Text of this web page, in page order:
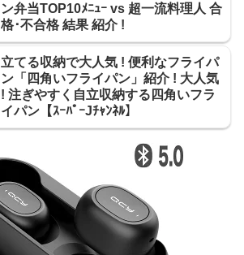
ン弁当TOP10ﾒﾆｭｰ vs 超一流料理人 合
格･不合格 結果 紹介 !
立てる収納で大人気 ! 便利なフライパ
ン「四角いフライパン」紹介 ! 大人気
! 注ぎやすく自立収納する四角いフラ
イパン【ｽｰﾊﾟｰJﾁｬﾝﾈﾙ】